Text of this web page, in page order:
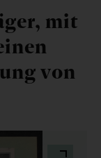
mit
von